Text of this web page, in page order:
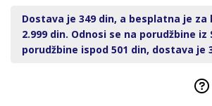
Dostava je 349 din, a besplatna je
2.999 din. Odnosi se na porudžbine iz
porudžbine ispod 501 din, dostava je